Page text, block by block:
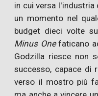
in cui versa
un momento nel
budget dieci volte
Minus Onefaticano
Godzilla riesce non
successo, capace di
verso il mostro più